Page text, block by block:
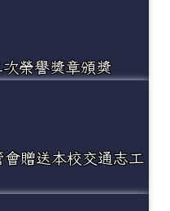
榮譽獎章頒獎
贈送本校交通志工